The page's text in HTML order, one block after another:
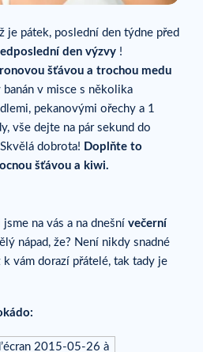
je pátek, poslední den týdne před
den výzvy !
šťávou a trochou medu
banán v misce s několika
pekanovými ořechy a 1
vše dejte na pár sekund do
dobrota! Doplňte to
šťávou a kiwi.
na vás a na dnešní večerní
nápad, že? Není nikdy snadné
k vám dorazí přátelé, tak tady je